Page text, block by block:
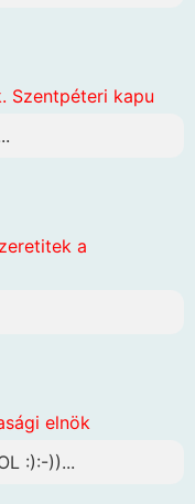
Szentpéteri kapu
a
elnök
:):-))...